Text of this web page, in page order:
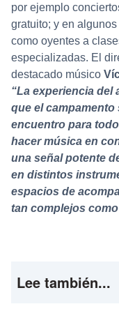
por ejemplo
gratuito; y en
como oyentes a
especializadas. El
destacado músico
“La experiencia del
que el
encuentro para
hacer música en
una señal potente
en distintos
espacios de
tan complejos
Lee también...